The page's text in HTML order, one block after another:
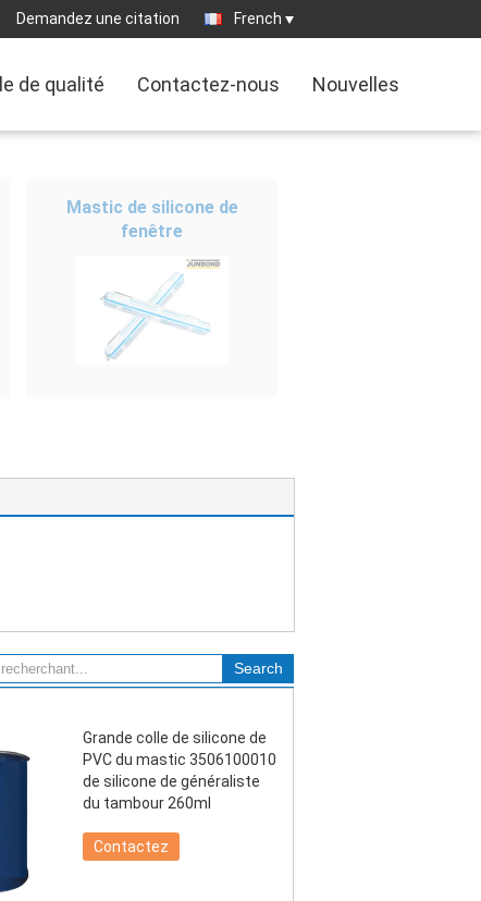
Demandez une citation French
de qualité Contactez-nous Nouvelles
Mastic de silicone de
fenêtre
Grande colle de silicone de
PVC du mastic 3506100010
de silicone de généraliste
du tambour 260ml
Contactez